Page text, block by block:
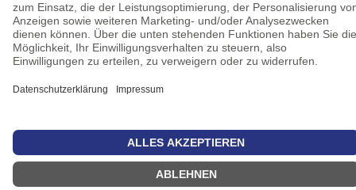
Impressum
AGB
Datenschutz